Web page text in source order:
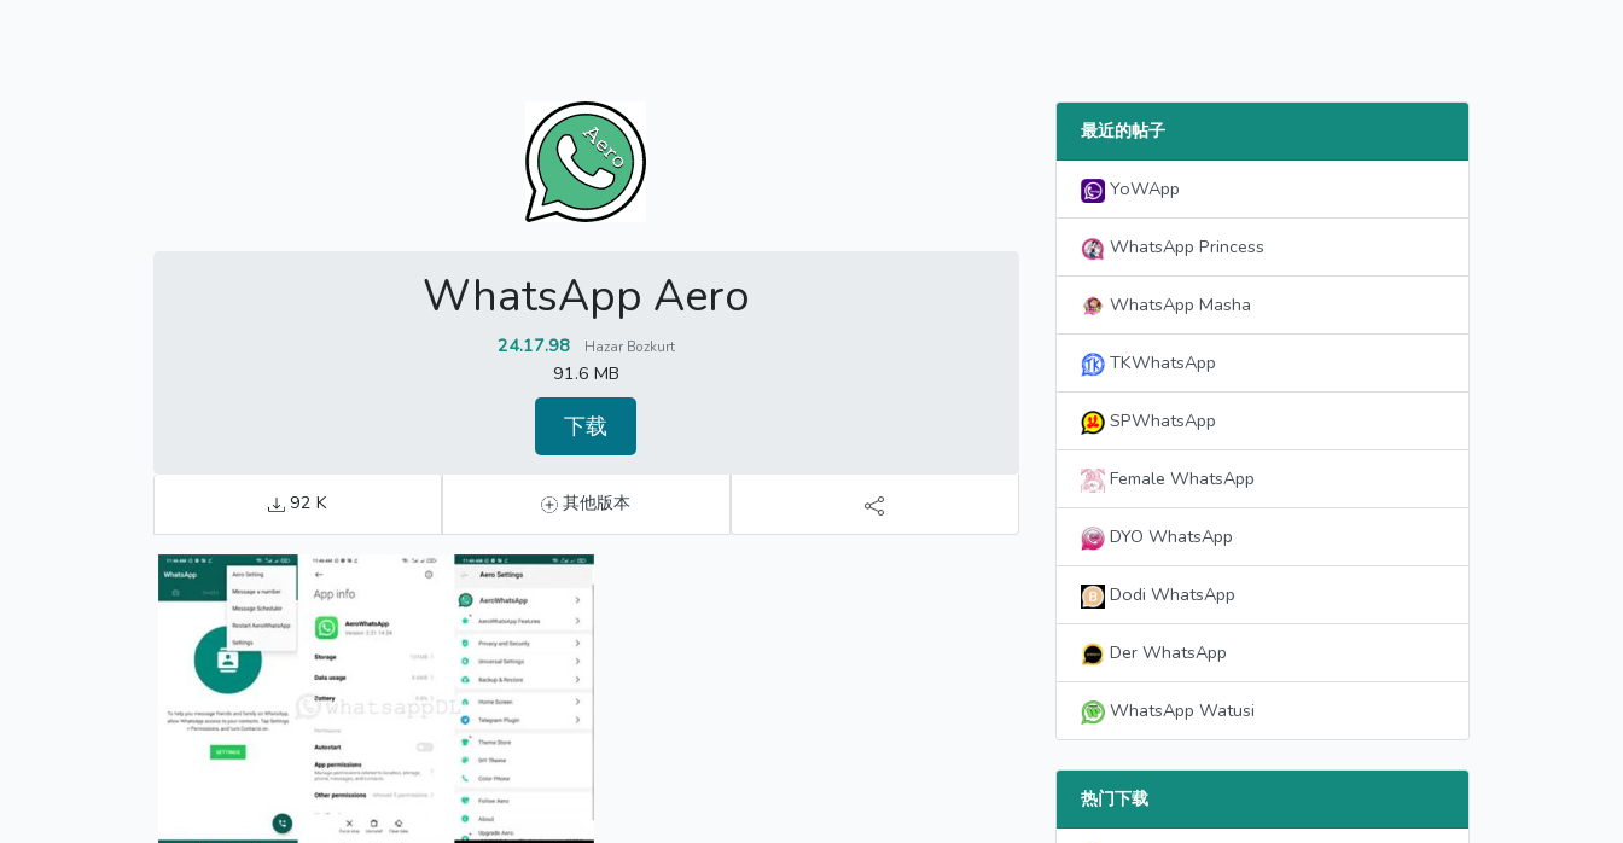
WhatsApp Aero
24.17.98 Hazar Bozkurt
91.6 MB
下载
92 K 其他版本
最近的帖子
YoWApp
WhatsApp Princess
WhatsApp Masha
TKWhatsApp
SPWhatsApp
Female WhatsApp
DYO WhatsApp
Dodi WhatsApp
Der WhatsApp
WhatsApp Watusi
热门下载